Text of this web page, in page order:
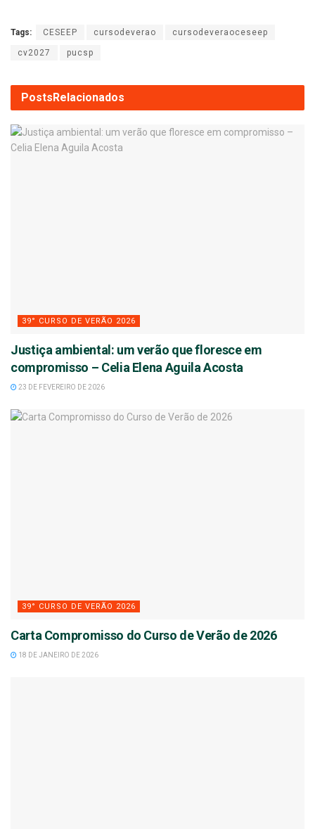
Tags: CESEEP cursodeverao cursodeveraoceseep
cv2027 pucsp
PostsRelacionados
39° CURSO DE VERÃO 2026
Justiça ambiental: um verão que floresce em
compromisso – Celia Elena Aguila Acosta
23 DE FEVEREIRO DE 2026
39° CURSO DE VERÃO 2026
Carta Compromisso do Curso de Verão de 2026
18 DE JANEIRO DE 2026